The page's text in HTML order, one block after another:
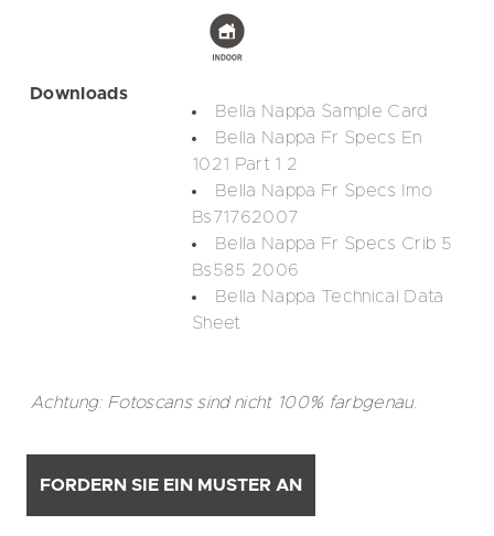
Downloads
Bella Nappa Sample Card
Bella Nappa Fr Specs En
1021 Part 1 2
Bella Nappa Fr Specs Imo
Bs71762007
Bella Nappa Fr Specs Crib 5
Bs585 2006
Bella Nappa Technical Data
Sheet
Achtung: Fotoscans sind nicht 100% farbgenau.
FORDERN SIE EIN MUSTER AN